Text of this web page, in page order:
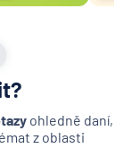
ohledně daní,
z oblasti